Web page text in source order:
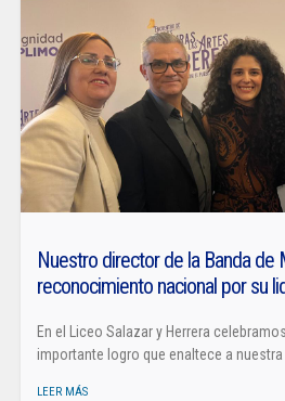
Nuestro director de la Banda de
reconocimiento nacional por su
En el Liceo Salazar y Herrera
importante logro que enaltece a
LEER MÁS